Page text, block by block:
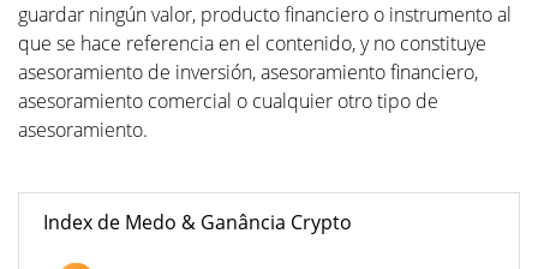
guardar ningún valor, producto financiero o instrumento al
que se hace referencia en el contenido, y no constituye
asesoramiento de inversión, asesoramiento financiero,
asesoramiento comercial o cualquier otro tipo de
asesoramiento.
Index de Medo & Ganância Crypto